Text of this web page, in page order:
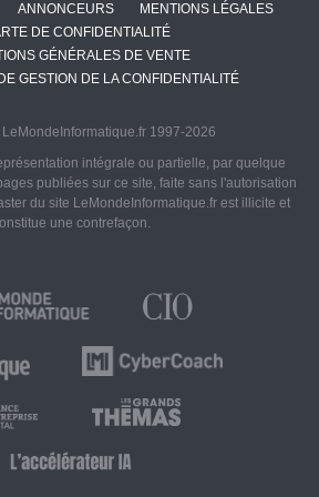
ANNONCEURS
MENTIONS LÉGALES
DE CONFIDENTIALITÉ
GÉNÉRALES DE VENTE
GESTION DE LA CONFIDENTIALITÉ
1997-2026
intégrale ou partielle, par quelque
publiées sur ce site, faite sans l'autorisation
du site LeMondeInformatique.fr est illicite et
une contrefaçon.